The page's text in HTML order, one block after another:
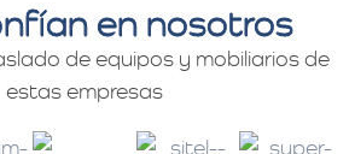
en nosotros
de equipos y mobiliarios de
estas empresas